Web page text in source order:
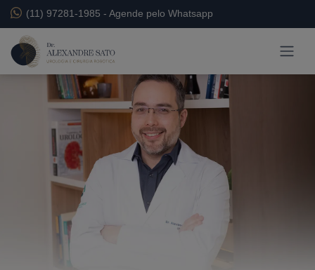
(11) 97281-1985 - Agende pelo Whatsapp